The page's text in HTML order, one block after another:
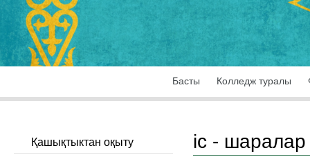
Басты Колледж туралы
Қашықтыктан оқыту
іс -